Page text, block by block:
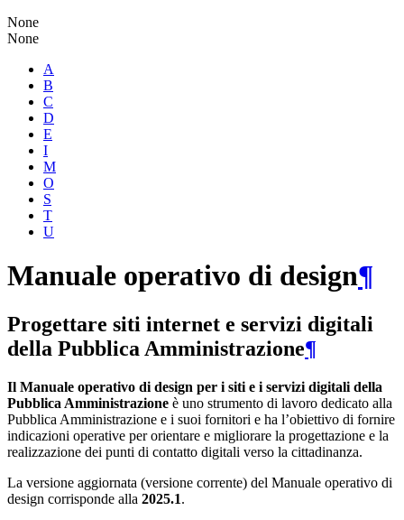
None
None
A
B
C
D
E
I
M
O
S
T
U
Manuale operativo di design¶
Progettare siti internet e servizi digitali
della Pubblica Amministrazione¶
Il Manuale operativo di design per i siti e i servizi digitali della
Pubblica Amministrazione è uno strumento di lavoro dedicato alla
Pubblica Amministrazione e i suoi fornitori e ha l’obiettivo di fornire
indicazioni operative per orientare e migliorare la progettazione e la
realizzazione dei punti di contatto digitali verso la cittadinanza.
La versione aggiornata (versione corrente) del Manuale operativo di
design corrisponde alla 2025.1.